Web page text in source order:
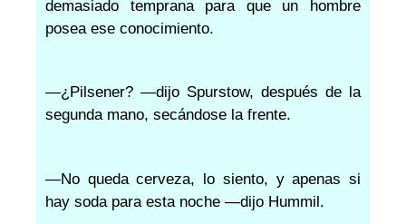
demasiado temprana para que un hombre
posea ese conocimiento.
—¿Pilsener? —dijo Spurstow, después de la
segunda mano, secándose la frente.
—No queda cerveza, lo siento, y apenas si
hay soda para esta noche —dijo Hummil.